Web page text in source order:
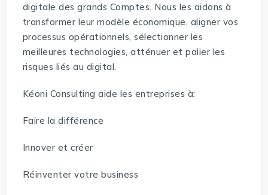
digitale des grands Comptes. Nous les aidons à
transformer leur modèle économique, aligner vos
processus opérationnels, sélectionner les
meilleures technologies, atténuer et palier les
risques liés au digital.
Kéoni Consulting aide les entreprises à:
Faire la différence
Innover et créer
Réinventer votre business